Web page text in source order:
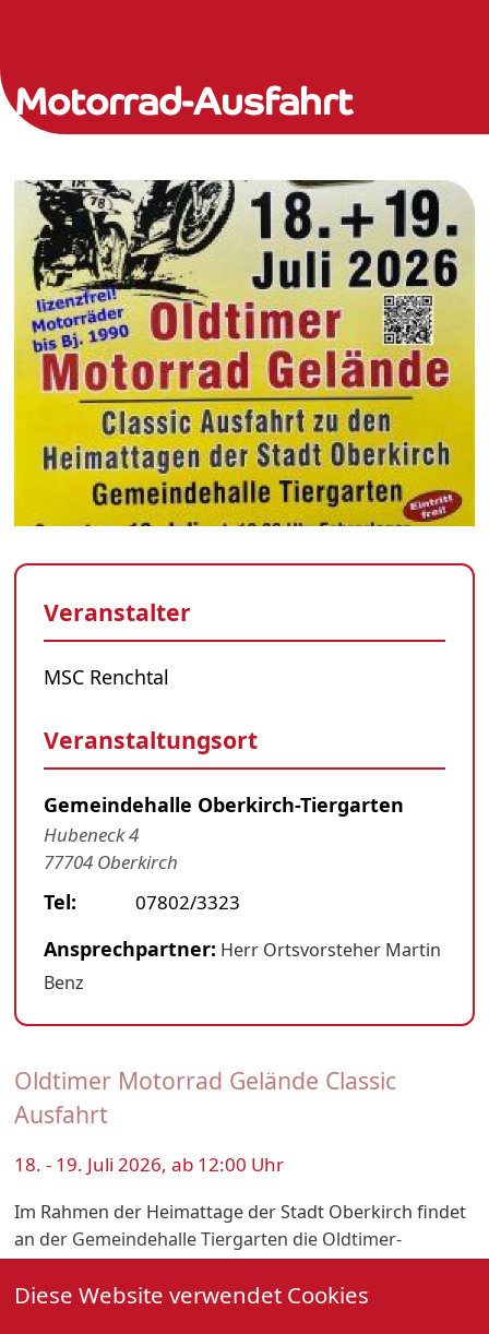
Diese Website verwendet Cookies
Motorrad-Ausfahrt
Oldtimer Motorrad Gelände Classic
Ausfahrt
18. - 19. Juli 2026, ab 12:00 Uhr
Im Rahmen der Heimattage der Stadt Oberkirch findet
an der Gemeindehalle Tiergarten die Oldtimer-
Motorrad-Gelände-Classic-Ausfahrt statt. Bereits am
Samstag ab 12 Uhr können Besucher das Fahrerlager
Veranstalter
MSC Renchtal
Veranstaltungsort
Gemeindehalle Oberkirch-Tiergarten
Hubeneck 4
77704 Oberkirch
Tel: 07802/3323
Ansprechpartner: Herr Ortsvorsteher Martin
Benz